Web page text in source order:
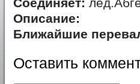
Соединяет:
Описание:
Ближайшие
Оставить